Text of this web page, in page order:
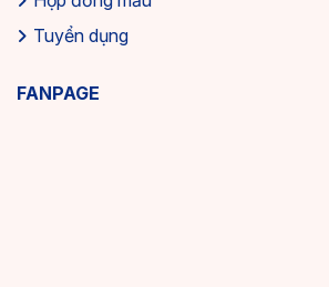
Tuyển dụng
FANPAGE